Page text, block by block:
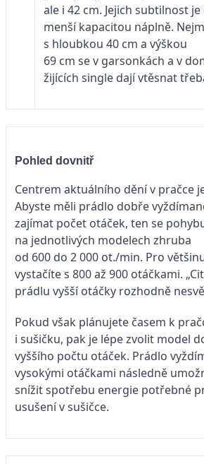
ale i 42 cm. Jejich subtilnost
menší kapacitou náplně.
s hloubkou 40 cm a výškou
69 cm se v garsonkách a v
žijících single dají vtěsnat
Pohled dovnitř
Centrem aktuálního dění v pračce
Abyste měli prádlo dobře
zajímat počet otáček, ten se
na jednotlivých modelech zhruba
od 600 do 2 000 ot./min. Pro
vystačíte s 800 až 900 otáčkami.
prádlu vyšší otáčky rozhodně
Pokud však plánujete časem k
i sušičku, pak je lépe zvolit model
vyššího počtu otáček. Prádlo
vysokými otáčkami následně
snížit spotřebu energie potřebné
usušení v sušičce.